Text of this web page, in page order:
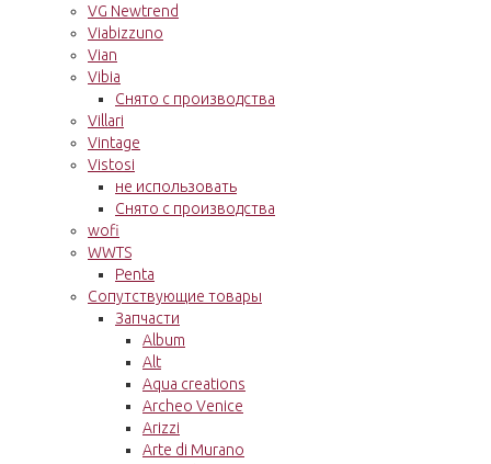
VG Newtrend
Viabizzuno
Vian
Vibia
Снято с производства
Villari
Vintage
Vistosi
не использовать
Снято с производства
wofi
WWTS
Penta
Сопутствующие товары
Запчасти
Album
Alt
Aqua creations
Archeo Venice
Arizzi
Arte di Murano